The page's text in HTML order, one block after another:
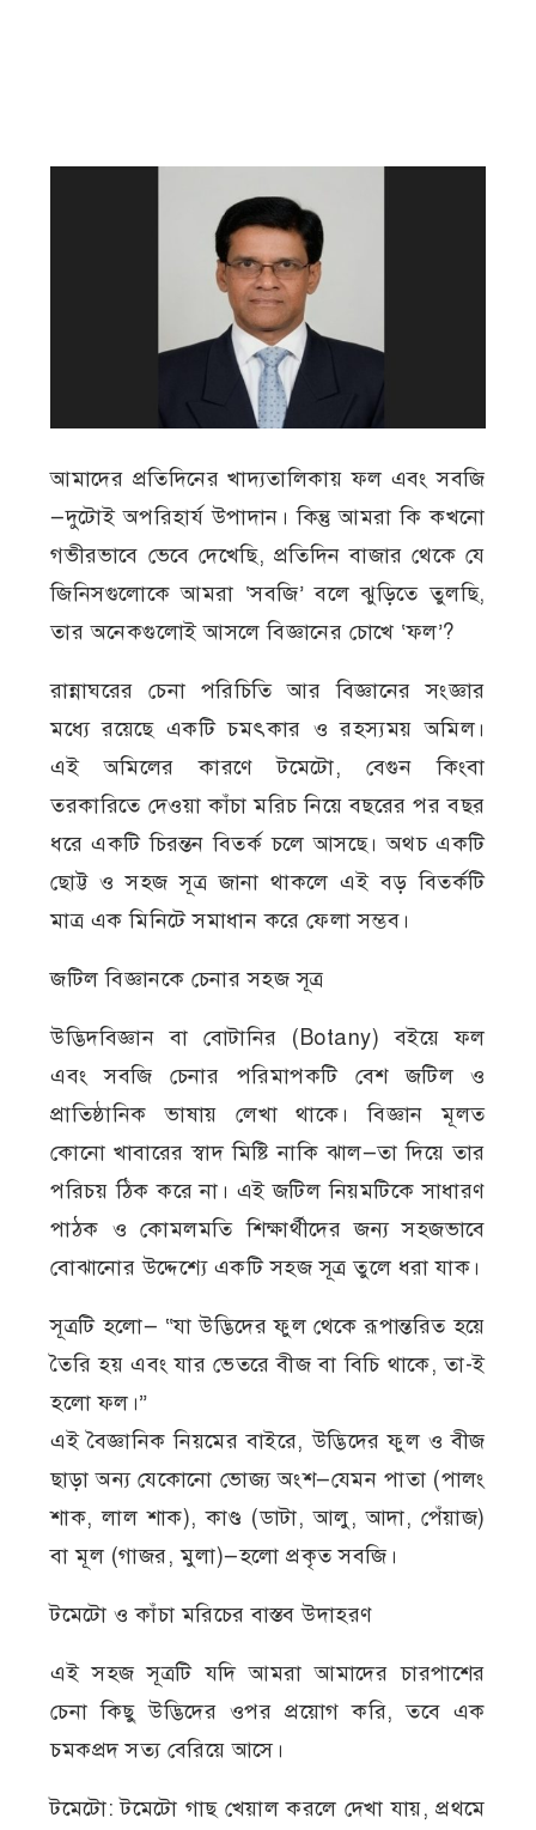
আমাদের প্রতিদিনের খাদ্যতালিকায় ফল এবং সবজি
—দুটোই অপরিহার্য উপাদান। কিন্তু আমরা কি কখনো
গভীরভাবে ভেবে দেখেছি, প্রতিদিন বাজার থেকে যে
জিনিসগুলোকে আমরা ‘সবজি’ বলে ঝুড়িতে তুলছি,
তার অনেকগুলোই আসলে বিজ্ঞানের চোখে ‘ফল’?
রান্নাঘরের চেনা পরিচিতি আর বিজ্ঞানের সংজ্ঞার
মধ্যে রয়েছে একটি চমৎকার ও রহস্যময় অমিল।
এই অমিলের কারণে টমেটো, বেগুন কিংবা
তরকারিতে দেওয়া কাঁচা মরিচ নিয়ে বছরের পর বছর
ধরে একটি চিরন্তন বিতর্ক চলে আসছে। অথচ একটি
ছোট্ট ও সহজ সূত্র জানা থাকলে এই বড় বিতর্কটি
মাত্র এক মিনিটে সমাধান করে ফেলা সম্ভব।
জটিল বিজ্ঞানকে চেনার সহজ সূত্র
উদ্ভিদবিজ্ঞান বা বোটানির (Botany) বইয়ে ফল
এবং সবজি চেনার পরিমাপকটি বেশ জটিল ও
প্রাতিষ্ঠানিক ভাষায় লেখা থাকে। বিজ্ঞান মূলত
কোনো খাবারের স্বাদ মিষ্টি নাকি ঝাল—তা দিয়ে তার
পরিচয় ঠিক করে না। এই জটিল নিয়মটিকে সাধারণ
পাঠক ও কোমলমতি শিক্ষার্থীদের জন্য সহজভাবে
বোঝানোর উদ্দেশ্যে একটি সহজ সূত্র তুলে ধরা যাক।
সূত্রটি হলো— “যা উদ্ভিদের ফুল থেকে রূপান্তরিত হয়ে
তৈরি হয় এবং যার ভেতরে বীজ বা বিচি থাকে, তা-ই
হলো ফল।”
এই বৈজ্ঞানিক নিয়মের বাইরে, উদ্ভিদের ফুল ও বীজ
ছাড়া অন্য যেকোনো ভোজ্য অংশ—যেমন পাতা (পালং
শাক, লাল শাক), কাণ্ড (ডাটা, আলু, আদা, পেঁয়াজ)
বা মূল (গাজর, মুলা)—হলো প্রকৃত সবজি।
টমেটো ও কাঁচা মরিচের বাস্তব উদাহরণ
এই সহজ সূত্রটি যদি আমরা আমাদের চারপাশের
চেনা কিছু উদ্ভিদের ওপর প্রয়োগ করি, তবে এক
চমকপ্রদ সত্য বেরিয়ে আসে।
টমেটো: টমেটো গাছ খেয়াল করলে দেখা যায়, প্রথমে